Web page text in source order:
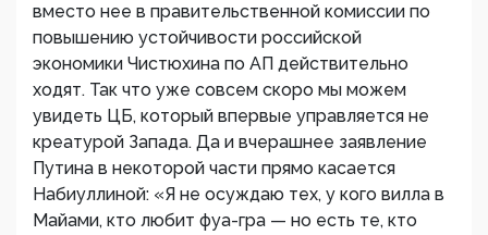
вместо нее в правительственной комиссии по
повышению устойчивости российской
экономики Чистюхина по АП действительно
ходят. Так что уже совсем скоро мы можем
увидеть ЦБ, который впервые управляется не
креатурой Запада. Да и вчерашнее заявление
Путина в некоторой части прямо касается
Набиуллиной: «Я не осуждаю тех, у кого вилла в
Майами, кто любит фуа-гра — но есть те, кто